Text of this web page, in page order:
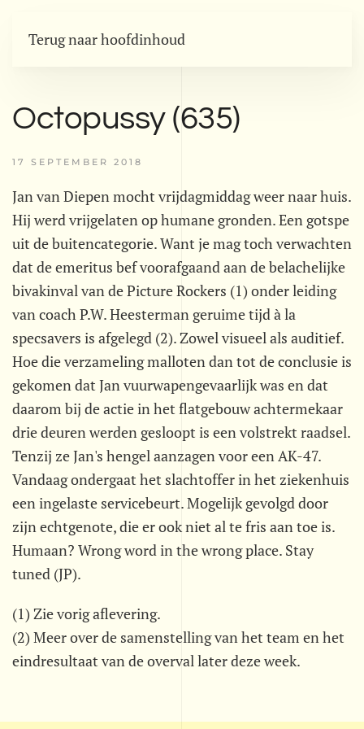
Terug naar hoofdinhoud
Octopussy (635)
17 SEPTEMBER 2018
Jan van Diepen mocht vrijdagmiddag weer naar huis.
Hij werd vrijgelaten op humane gronden. Een gotspe
uit de buitencategorie. Want je mag toch verwachten
dat de emeritus bef voorafgaand aan de belachelijke
bivakinval van de Picture Rockers (1) onder leiding
van coach P.W. Heesterman geruime tijd à la
specsavers is afgelegd (2). Zowel visueel als auditief.
Hoe die verzameling malloten dan tot de conclusie is
gekomen dat Jan vuurwapengevaarlijk was en dat
daarom bij de actie in het flatgebouw achtermekaar
drie deuren werden gesloopt is een volstrekt raadsel.
Tenzij ze Jan's hengel aanzagen voor een AK-47.
Vandaag ondergaat het slachtoffer in het ziekenhuis
een ingelaste servicebeurt. Mogelijk gevolgd door
zijn echtgenote, die er ook niet al te fris aan toe is.
Humaan? Wrong word in the wrong place. Stay
tuned (JP).
(1) Zie vorig aflevering.
(2) Meer over de samenstelling van het team en het
eindresultaat van de overval later deze week.